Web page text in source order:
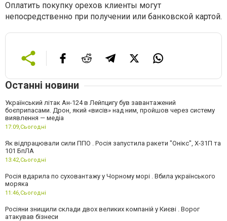
Оплатить покупку орехов клиенты могут
непосредственно при получении или банковской картой.
Останні новини
Український літак Ан-124 в Лейпцигу був завантажений
боєприпасами. Дрон, який «висів» над ним, пройшов через систему
виявлення — медіа
17:09,Сьогодні
Як відпрацювали сили ППО . Росія запустила ракети "Онікс", Х-31П та
101 БпЛА
13:42,Сьогодні
Росія вдарила по суховантажу у Чорному морі . Вбила українського
моряка
11:46,Сьогодні
Росіяни знищили склади двох великих компаній у Києві . Ворог
атакував бізнеси